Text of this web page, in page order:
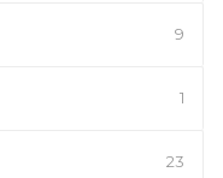
9
1
23